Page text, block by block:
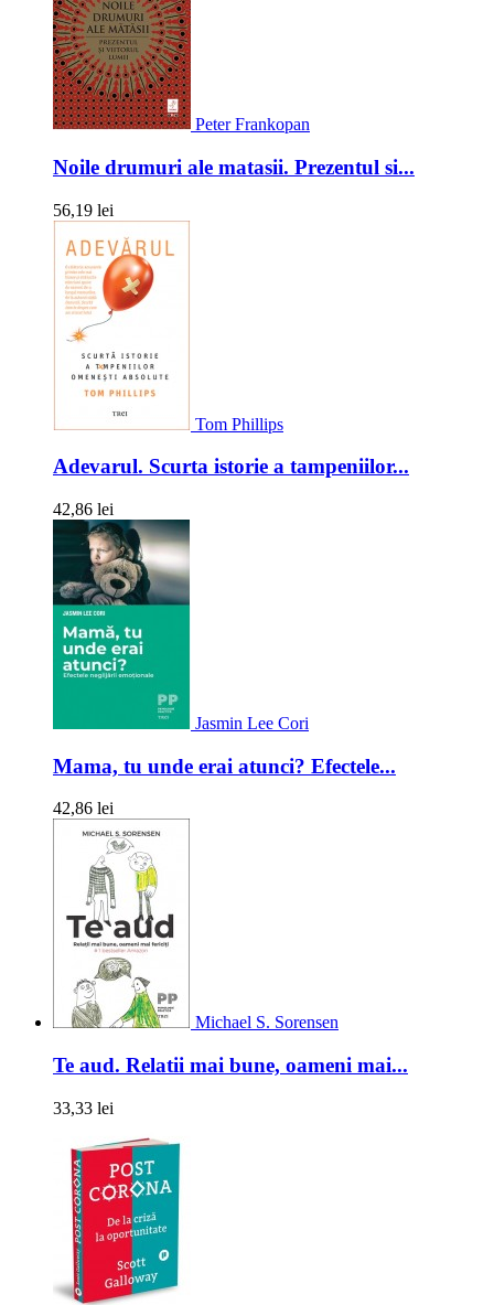
Peter Frankopan
Noile drumuri ale matasii. Prezentul si...
56,19 lei
Tom Phillips
Adevarul. Scurta istorie a tampeniilor...
42,86 lei
Jasmin Lee Cori
Mama, tu unde erai atunci? Efectele...
42,86 lei
Michael S. Sorensen
Te aud. Relatii mai bune, oameni mai...
33,33 lei